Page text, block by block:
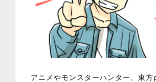
アニメやモンスターハンター、東